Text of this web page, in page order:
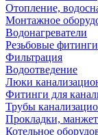
Отопление,
Монтажное
Водонагреватели
Резьбовые фитинги
Фильтрация
Водоотведение
Люки
Фитинги для
Трубы
Прокладки,
Котельное